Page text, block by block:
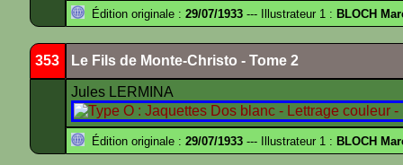
Édition originale : 29/07/1933 --- Illustrateur 1 : BLOCH
353 Le Fils de Monte-Christo - Tome 2
Jules LERMINA
Édition originale : 29/07/1933 --- Illustrateur 1 : BLOCH